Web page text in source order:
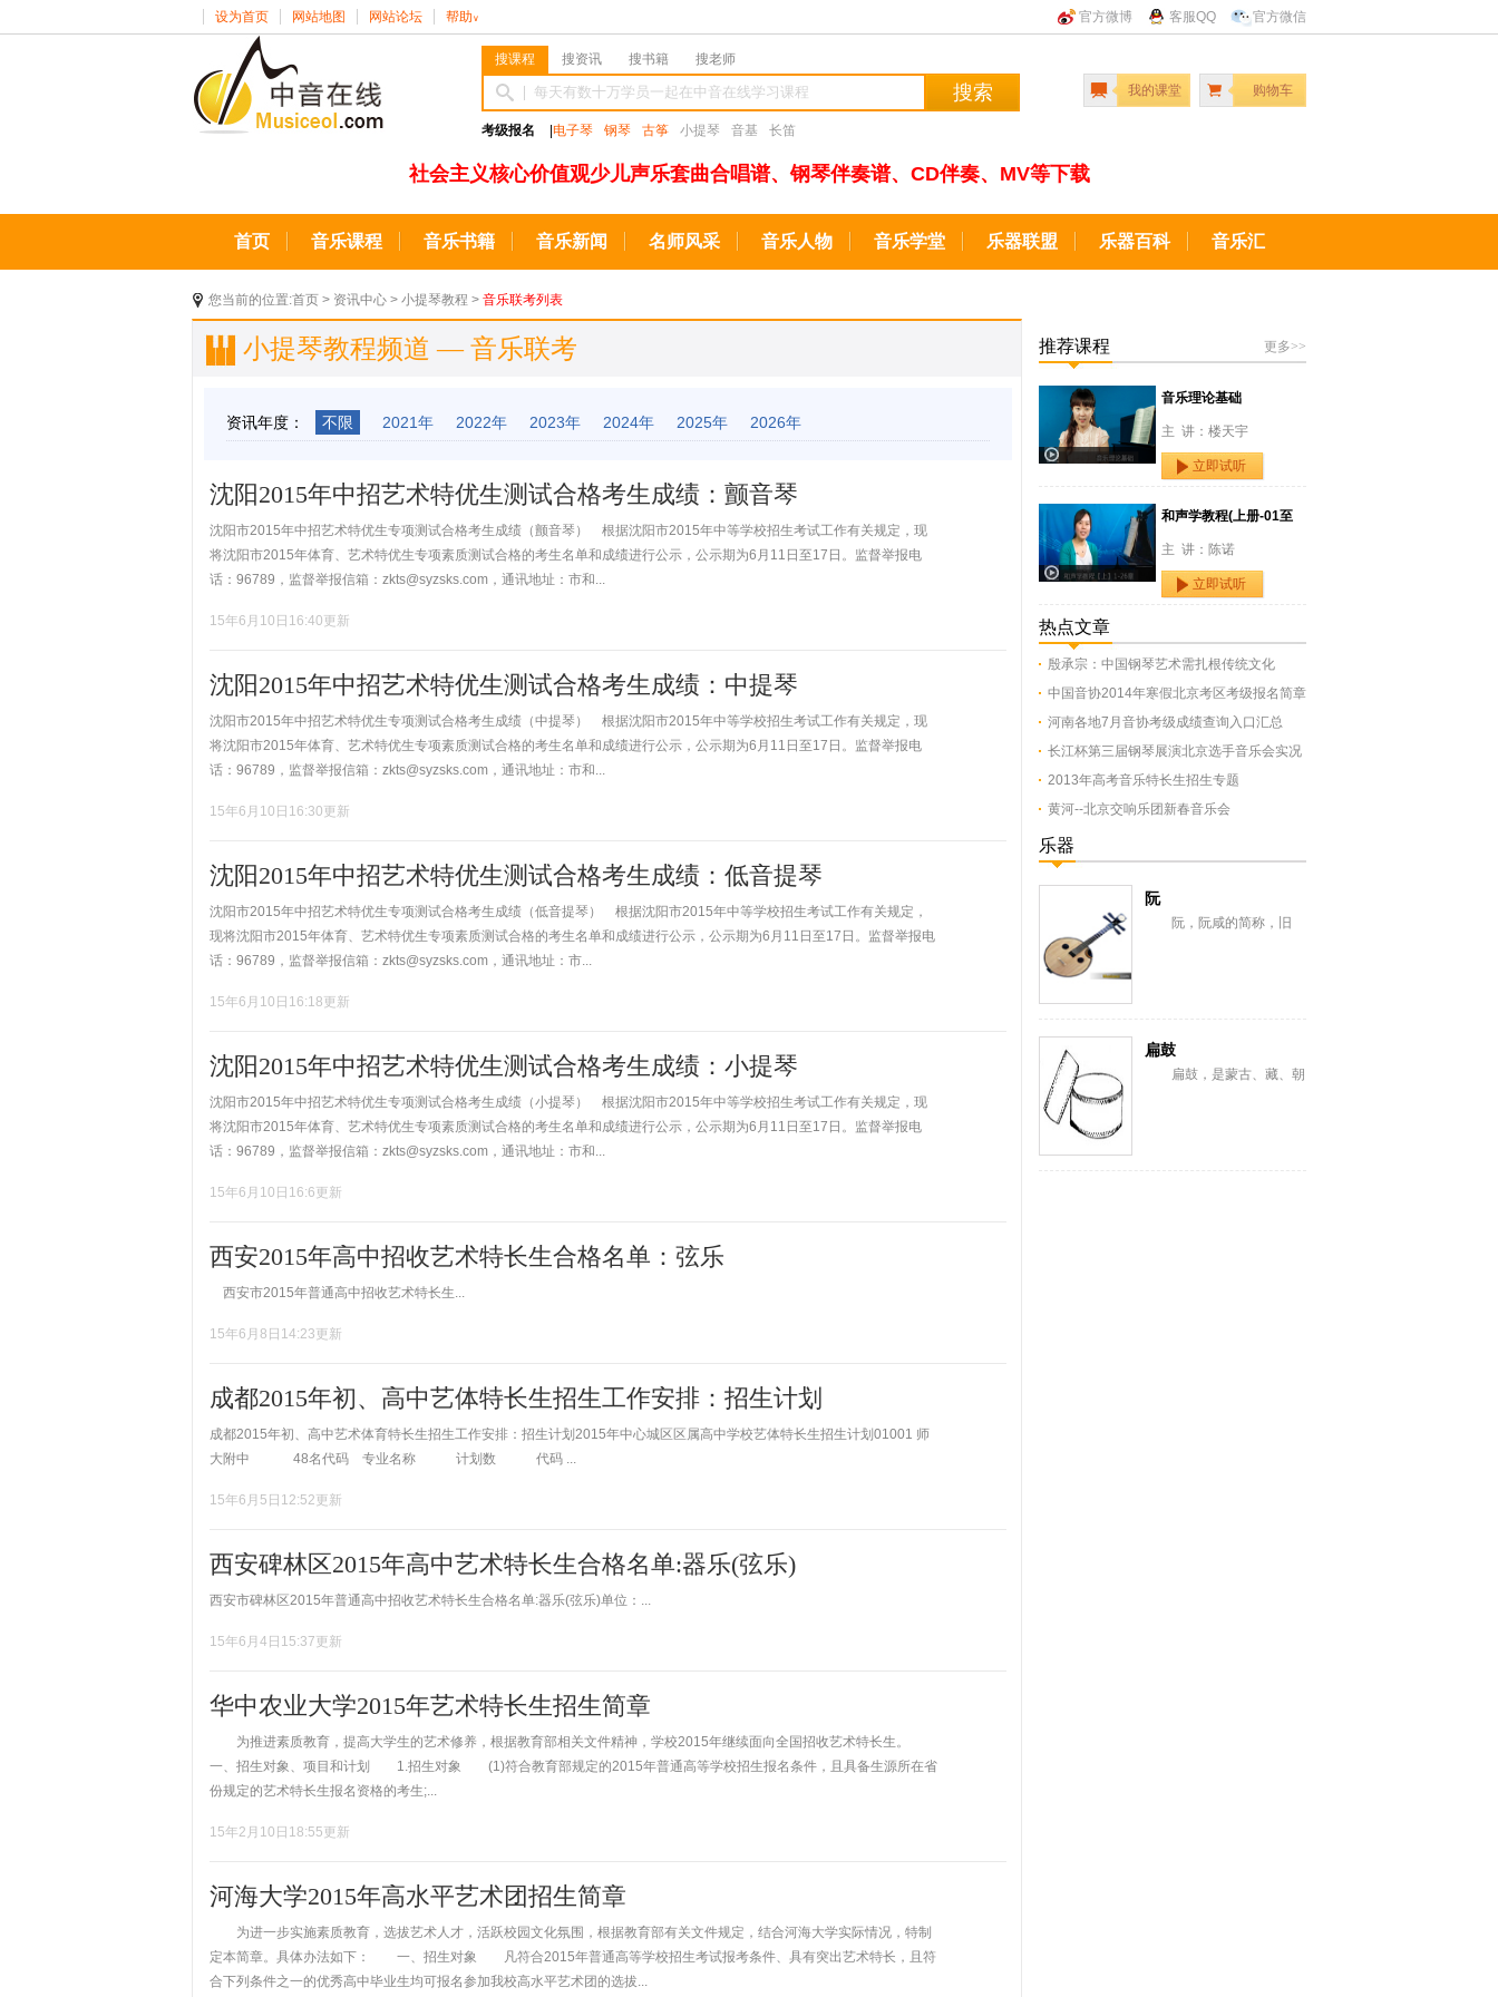
官方微博 客服QQ 官方微信
设为首页 网站地图 网站论坛 帮助 ∨
搜课程 搜资讯 搜书籍 搜老师
搜索
考级报名 电子琴 钢琴 古筝 小提琴 音基 长笛
我的课堂 购物车
社会主义核心价值观少儿声乐套曲合唱谱、钢琴伴奏谱、CD伴奏、MV等下载
首页 音乐课程 音乐书籍 音乐新闻 名师风采 音乐人物 音乐学堂 乐器联盟 乐器百科 音乐汇
您当前的位置:首页 > 资讯中心 > 小提琴教程 > 音乐联考列表
小提琴教程频道 — 音乐联考
资讯年度： 不限 2021年 2022年 2023年 2024年 2025年 2026年
沈阳2015年中招艺术特优生测试合格考生成绩：颤音琴
沈阳市2015年中招艺术特优生专项测试合格考生成绩（颤音琴） 根据沈阳市2015年中等学校招生考试工作有关规定，现
将沈阳市2015年体育、艺术特优生专项素质测试合格的考生名单和成绩进行公示，公示期为6月11日至17日。监督举报电
话：96789，监督举报信箱：zkts@syzsks.com，通讯地址：市和...
15年6月10日16:40更新
沈阳2015年中招艺术特优生测试合格考生成绩：中提琴
沈阳市2015年中招艺术特优生专项测试合格考生成绩（中提琴） 根据沈阳市2015年中等学校招生考试工作有关规定，现
将沈阳市2015年体育、艺术特优生专项素质测试合格的考生名单和成绩进行公示，公示期为6月11日至17日。监督举报电
话：96789，监督举报信箱：zkts@syzsks.com，通讯地址：市和...
15年6月10日16:30更新
沈阳2015年中招艺术特优生测试合格考生成绩：低音提琴
沈阳市2015年中招艺术特优生专项测试合格考生成绩（低音提琴） 根据沈阳市2015年中等学校招生考试工作有关规定，
现将沈阳市2015年体育、艺术特优生专项素质测试合格的考生名单和成绩进行公示，公示期为6月11日至17日。监督举报电
话：96789，监督举报信箱：zkts@syzsks.com，通讯地址：市...
15年6月10日16:18更新
沈阳2015年中招艺术特优生测试合格考生成绩：小提琴
沈阳市2015年中招艺术特优生专项测试合格考生成绩（小提琴） 根据沈阳市2015年中等学校招生考试工作有关规定，现
将沈阳市2015年体育、艺术特优生专项素质测试合格的考生名单和成绩进行公示，公示期为6月11日至17日。监督举报电
话：96789，监督举报信箱：zkts@syzsks.com，通讯地址：市和...
15年6月10日16:6更新
西安2015年高中招收艺术特长生合格名单：弦乐
西安市2015年普通高中招收艺术特长生...
15年6月8日14:23更新
成都2015年初、高中艺体特长生招生工作安排：招生计划
成都2015年初、高中艺术体育特长生招生工作安排：招生计划2015年中心城区区属高中学校艺体特长生招生计划01001 师
大附中 48名代码 专业名称 计划数 代码 ...
15年6月5日12:52更新
西安碑林区2015年高中艺术特长生合格名单:器乐(弦乐)
西安市碑林区2015年普通高中招收艺术特长生合格名单:器乐(弦乐)单位：...
15年6月4日15:37更新
华中农业大学2015年艺术特长生招生简章
为推进素质教育，提高大学生的艺术修养，根据教育部相关文件精神，学校2015年继续面向全国招收艺术特长生。
一、招生对象、项目和计划 1.招生对象 (1)符合教育部规定的2015年普通高等学校招生报名条件，且具备生源所在省
份规定的艺术特长生报名资格的考生;...
15年2月10日18:55更新
河海大学2015年高水平艺术团招生简章
为进一步实施素质教育，选拔艺术人才，活跃校园文化氛围，根据教育部有关文件规定，结合河海大学实际情况，特制
定本简章。具体办法如下： 一、招生对象 凡符合2015年普通高等学校招生考试报考条件、具有突出艺术特长，且符
合下列条件之一的优秀高中毕业生均可报名参加我校高水平艺术团的选拔...
更多>>
推荐课程
音乐理论基础
主 讲：楼天宇
立即试听
和声学教程(上册-01至
主 讲：陈诺
立即试听
热点文章
殷承宗：中国钢琴艺术需扎根传统文化
中国音协2014年寒假北京考区考级报名简章
河南各地7月音协考级成绩查询入口汇总
长江杯第三届钢琴展演北京选手音乐会实况
2013年高考音乐特长生招生专题
黄河--北京交响乐团新春音乐会
乐器
阮
阮，阮咸的简称，旧
扁鼓
扁鼓，是蒙古、藏、朝